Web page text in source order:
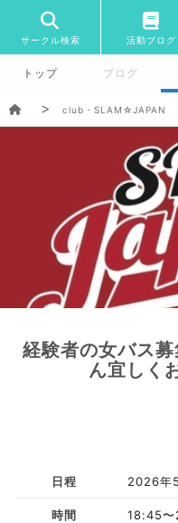
サークル検索 活動ブログ
トップ ブログ
club・SLAM☆JAPAN
経験者の女バス
ん宜しく
日程 2026年
時間 18:45